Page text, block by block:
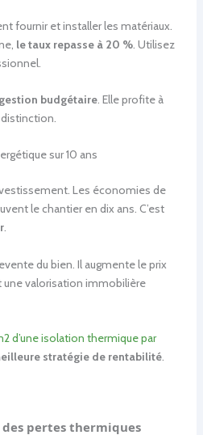
fournir et installer les matériaux.
le taux repasse à 20 %. Utilisez
budgétaire. Elle profite à
sur 10 ans
Les économies de
le chantier en dix ans. C’est
.
du bien. Il augmente le prix
une valorisation immobilière
d’une isolation thermique par
stratégie de rentabilité.
pertes thermiques